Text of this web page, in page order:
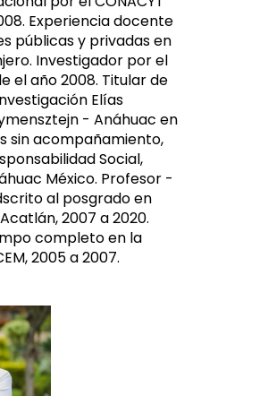
Experiencia docente
públicas y privadas en
Investigador por el
el año 2008. Titular de
Elías
- Anáhuac en
sin acompañamiento,
Social,
México. Profesor -
al posgrado en
2007 a 2020.
completo en la
2005 a 2007.